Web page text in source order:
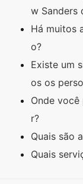
w Sanders
Há muitos
o?
Existe um
os os
Onde
r?
Quais são
Quais